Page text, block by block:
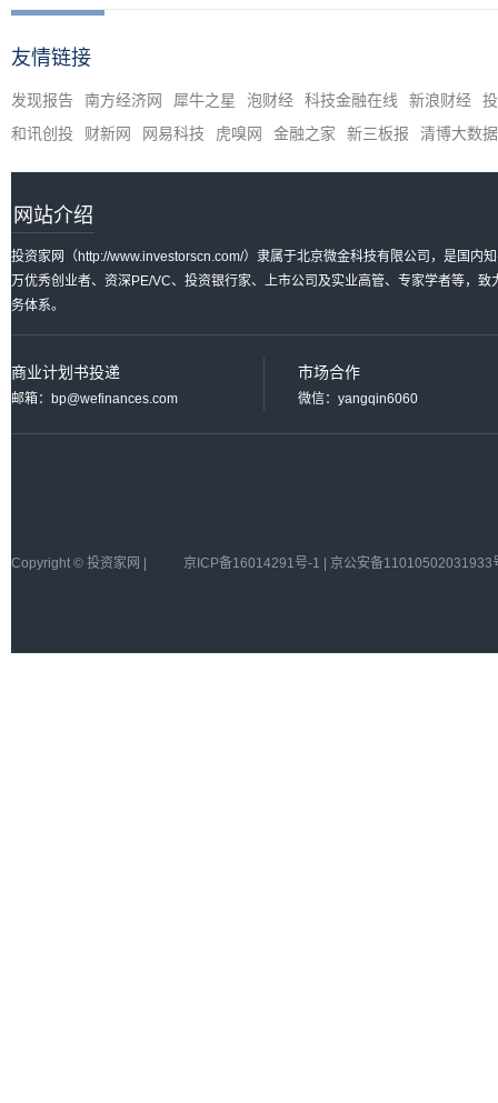
友情链接
发现报告 南方经济网 犀牛之星 泡财经 科技金融在线 新浪财经
和讯创投
财新网 网易科技 虎嗅网 金融之家 新三板报 清博大数据
网站介绍
投资家网（http://www.investorscn.com/）隶属于北京微金科技有限公司，是国内
万优秀创业者、资深PE/VC、投资银行家、上市公司及实业高管、专家学者等，
务体系。
商业计划书投递
邮箱：bp@wefinances.com
市场合作
微信：yangqin6060
Copyright © 投资家网 | 京ICP备16014291号-1 | 京公安备11010502031933